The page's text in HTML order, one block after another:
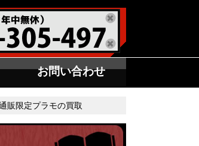
お問い合わせ
販限定プラモの買取